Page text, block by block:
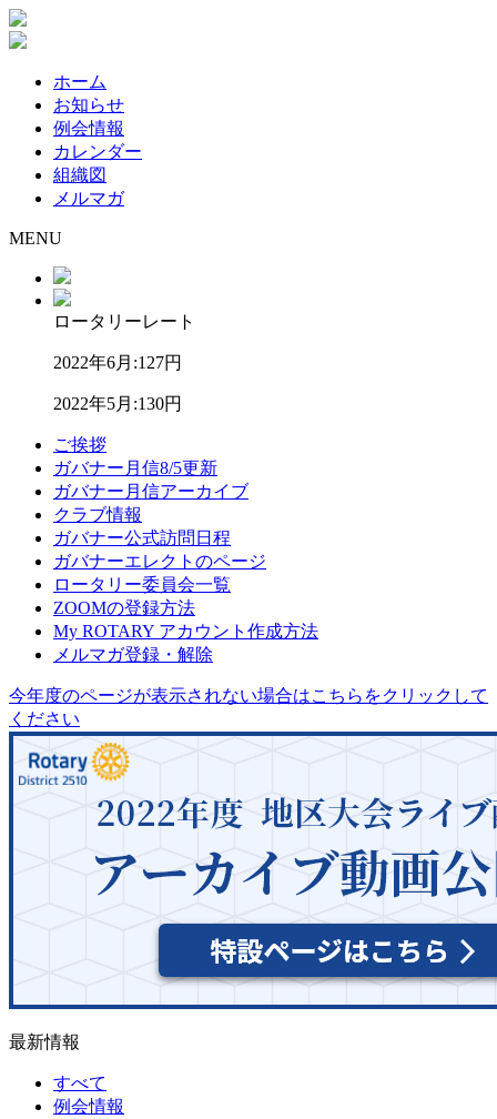
ホーム
お知らせ
例会情報
カレンダー
組織図
メルマガ
MENU
ロータリーレート
2022年6月:127円
2022年5月:130円
ご挨拶
ガバナー月信8/5更新
ガバナー月信アーカイブ
クラブ情報
ガバナー公式訪問日程
ガバナーエレクトのページ
ロータリー委員会一覧
ZOOMの登録方法
My ROTARY アカウント作成方法
メルマガ登録・解除
今年度のページが表示されない場合はこちらをクリックして
ください
最新情報
すべて
例会情報